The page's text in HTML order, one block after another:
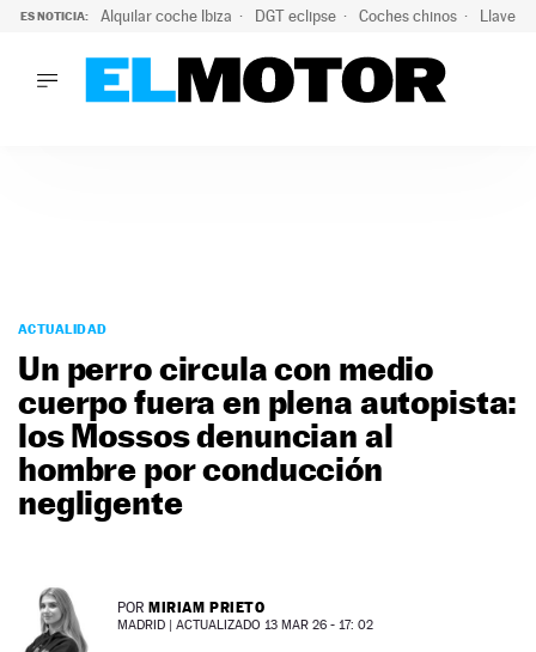
ES NOTICIA: Alquilar coche Ibiza DGT eclipse Coches chinos Llaves
PODCAST
MOTOS
TECNOLOGÍA
SUPERCOCHES
MOTORTV
SERVICIOS
SÍGUENOS
ACTUALIDAD
Un perro circula con medio
cuerpo fuera en plena autopista:
los Mossos denuncian al
hombre por conducción
negligente
POR MIRIAM PRIETO
MADRID | ACTUALIZADO 13 MAR 26 - 17: 02